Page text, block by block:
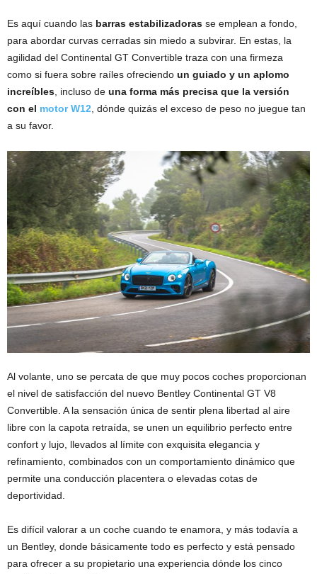
Es aquí cuando las barras estabilizadoras se emplean a fondo,
para abordar curvas cerradas sin miedo a subvirar. En estas, la
agilidad del Continental GT Convertible traza con una firmeza
como si fuera sobre raíles ofreciendo un guiado y un aplomo
increíbles , incluso de una forma más precisa que la versión
con el motor W12 , dónde quizás el exceso de peso no juegue tan
a su favor.
Al volante, uno se percata de que muy pocos coches proporcionan
el nivel de satisfacción del nuevo Bentley Continental GT V8
Convertible. A la sensación única de sentir plena libertad al aire
libre con la capota retraída, se unen un equilibrio perfecto entre
confort y lujo, llevados al límite con exquisita elegancia y
refinamiento, combinados con un comportamiento dinámico que
permite una conducción placentera o elevadas cotas de
deportividad.
Es difícil valorar a un coche cuando te enamora, y más todavía a
un Bentley, donde básicamente todo es perfecto y está pensado
para ofrecer a su propietario una experiencia dónde los cinco